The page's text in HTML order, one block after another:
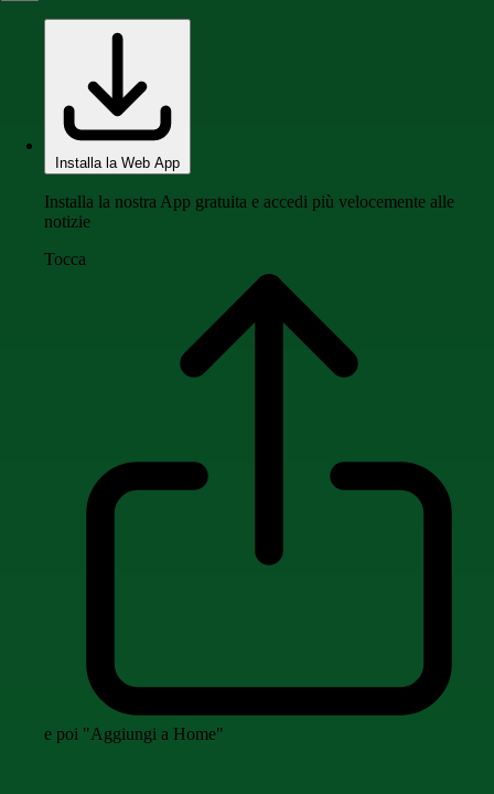
Installa la Web App
Installa la nostra App gratuita e accedi più velocemente alle
notizie
Tocca
e poi "Aggiungi a Home"